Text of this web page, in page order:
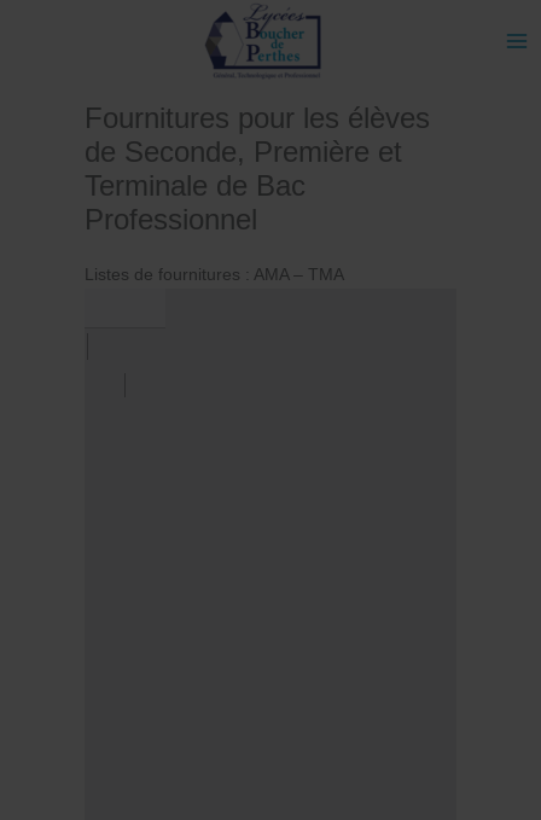
Fournitures pour les élèves
de Seconde, Première et
Terminale de Bac
Professionnel
Listes de fournitures : AMA – TMA